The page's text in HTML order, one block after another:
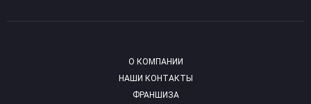
О КОМПАНИИ
НАШИ КОНТАКТЫ
ФРАНШИЗА